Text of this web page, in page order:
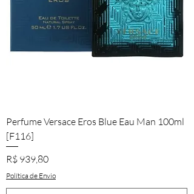
Perfume Versace Eros Blue Eau Man 100ml
[F116]
Preço
R$ 939,80
Política de Envio